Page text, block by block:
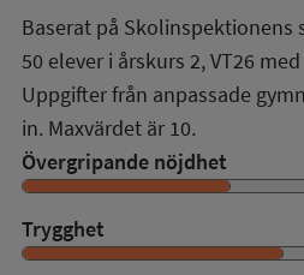
Baserat på Skolinspektionens
50 elever i årskurs 2,VT26 med
Uppgifter från anpassade
in. Maxvärdet är 10.
Övergripande nöjdhet
Trygghet